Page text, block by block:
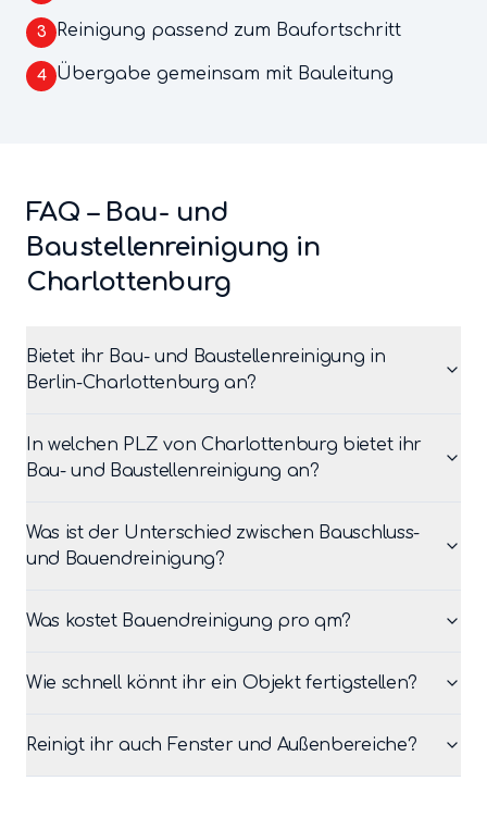
3 Reinigung passend zum Baufortschritt
4 Übergabe gemeinsam mit Bauleitung
FAQ – Bau- und
Baustellenreinigung in
Charlottenburg
Bietet ihr Bau- und Baustellenreinigung in
Berlin-Charlottenburg an?
In welchen PLZ von Charlottenburg bietet ihr
Bau- und Baustellenreinigung an?
Was ist der Unterschied zwischen Bauschluss-
und Bauendreinigung?
Was kostet Bauendreinigung pro qm?
Wie schnell könnt ihr ein Objekt fertigstellen?
Reinigt ihr auch Fenster und Außenbereiche?